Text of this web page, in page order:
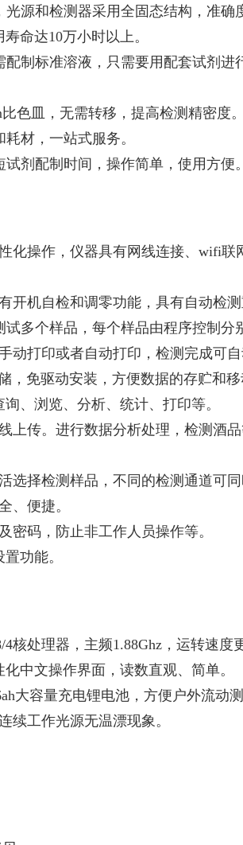
源和检测器采用全固态结构，准
命达10万小时以上。
制标准溶液，只需要用配套试剂
色皿，无需转移，提高检测精密度。
材，一站式服务。
剂配制时间，操作简单，使用方便。
化操作，仪器具有网线连接、wifi联
开机自检和调零功能，具有自动检测
多个样品，每个样品由程序控制分
动打印或者自动打印，检测完成可自
，免驱动安装，方便数据的存贮和
、浏览、分析、统计、打印等。
上传。进行数据分析处理，检测酒
选择检测样品，不同的检测通道可同
、便捷。
密码，防止非工作人员操作等。
功能。
核处理器，主频1.88Ghz，运转速度
中文操作界面，读数直观、简单。
大容量充电锂电池，方便户外流动测
续工作光源无温漂现象。